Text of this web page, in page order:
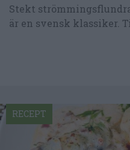
Stekt
är en svensk klassiker.
RECEPT